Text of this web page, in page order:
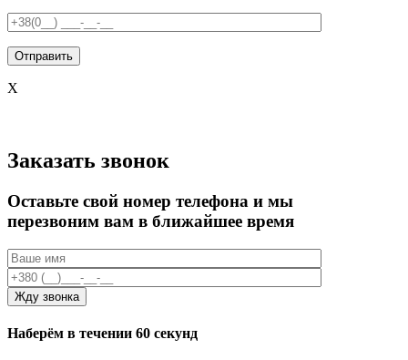
X
Заказать звонок
Оставьте свой номер телефона и мы
перезвоним вам в ближайшее время
Наберём в течении 60 секунд